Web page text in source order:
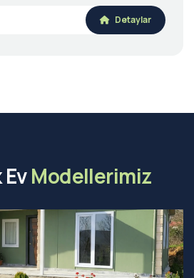
Detaylar
Modellerimiz